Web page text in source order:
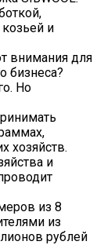
и
внимания для
бизнеса?
Но
хозяйств.
и
из 8
из
рублей